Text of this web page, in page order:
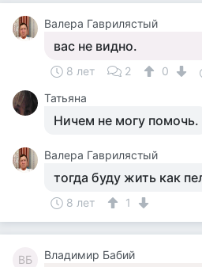
Валера Гаврилястый
вас не видно.
8 лет 2
0
Татьяна
Ничем не могу помочь.
Валера Гаврилястый
тогда буду жить как
8 лет 1
ВБ Владимир Бабий